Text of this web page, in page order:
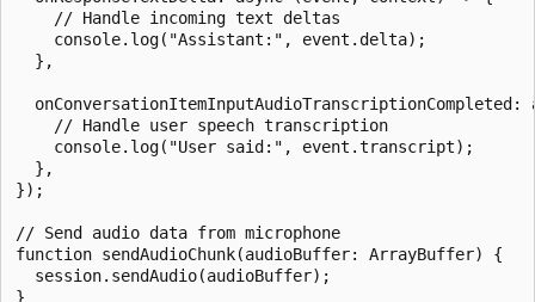
    // Handle incoming text deltas
    console.log("Assistant:", event.delta);
  },
onConversationItemInputAudioTranscriptionCompleted:
    // Handle user speech transcription
    console.log("User said:", event.transcript);
  },
});
// Send audio data from microphone
function sendAudioChunk(audioBuffer: ArrayBuffer) {
  session.sendAudio(audioBuffer);